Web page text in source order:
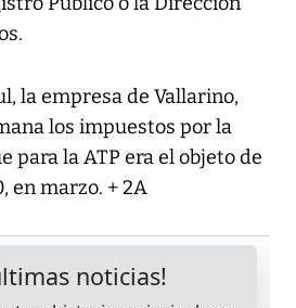
la empresa de Vallarino,
los impuestos por la
para la ATP era el objeto de
en marzo. + 2A